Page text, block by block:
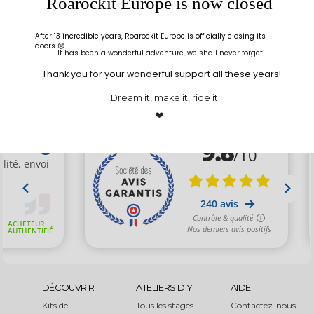
ROAROCKIT
Appelles-nous au
+33(0)5 24 72 39 09
9h-12h 14h-17h
SÉCURISÉ
tout achat
LIVRAISON
ouvrées
Chez vous en un rien
de temps
DÉCOUVRIR
Kits de
ATELIERS DIY
Tous les stages
AIDE
Contactez-nous
After 13 incredible years, Roarockit Europe is officially closing its
doors 😢
Thank you for your wonderful support all these years!
❤️
It has been a wonderful adventure, we shall never forget.
Dream it, make it, ride it